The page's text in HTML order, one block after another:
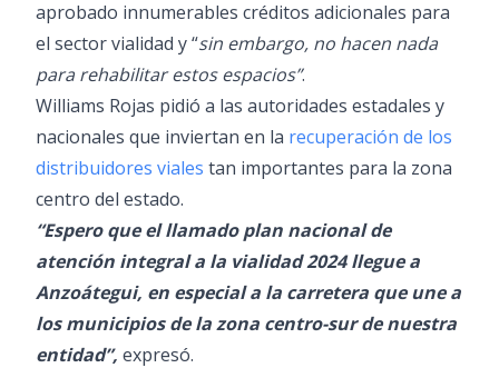
aprobado innumerables créditos adicionales para
el sector vialidad y “sin embargo, no hacen nada
para rehabilitar estos espacios”.
Williams Rojas pidió a las autoridades estadales y
nacionales que inviertan en la recuperación de los
distribuidores viales tan importantes para la zona
centro del estado.
“Espero que el llamado plan nacional de
atención integral a la vialidad 2024 llegue a
Anzoátegui, en especial a la carretera que une a
los municipios de la zona centro-sur de nuestra
entidad”, expresó.